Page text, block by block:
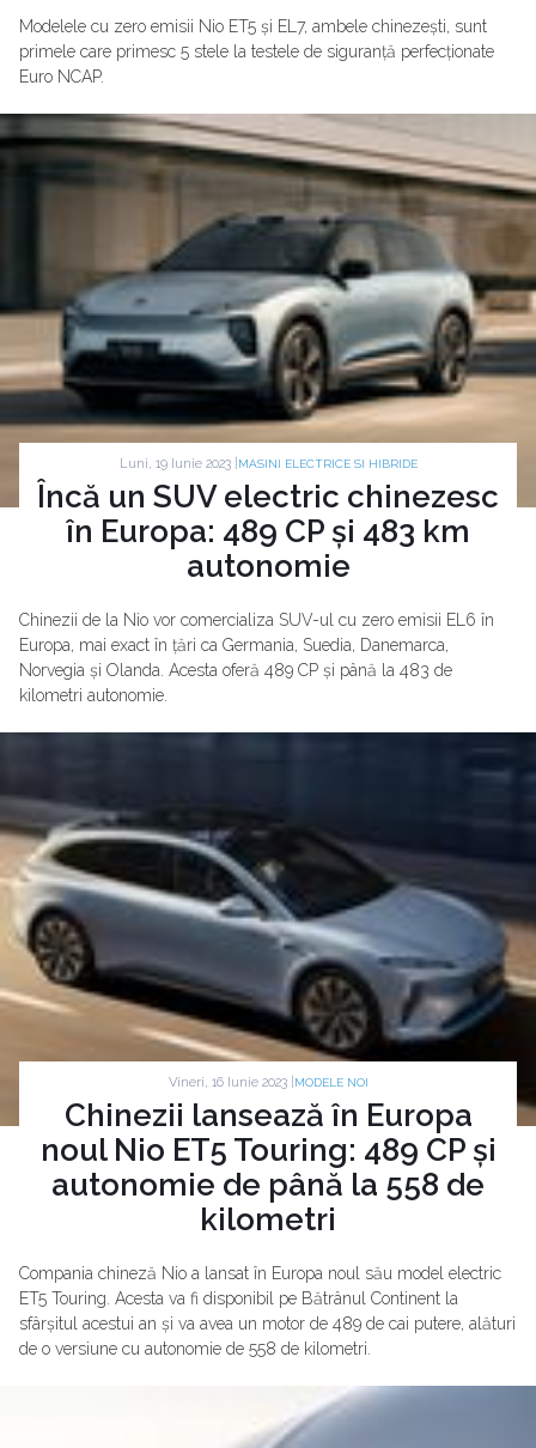
Modelele cu zero emisii Nio ET5 și EL7, ambele chinezești, sunt
primele care primesc 5 stele la testele de siguranță perfecționate
Euro NCAP.
Luni, 19 Iunie 2023 | MASINI ELECTRICE SI HIBRIDE
Încă un SUV electric chinezesc
în Europa: 489 CP și 483 km
autonomie
Chinezii de la Nio vor comercializa SUV-ul cu zero emisii EL6 în
Europa, mai exact în țări ca Germania, Suedia, Danemarca,
Norvegia și Olanda. Acesta oferă 489 CP și până la 483 de
kilometri autonomie.
Vineri, 16 Iunie 2023 | MODELE NOI
Chinezii lansează în Europa
noul Nio ET5 Touring: 489 CP și
autonomie de până la 558 de
kilometri
Compania chineză Nio a lansat în Europa noul său model electric
ET5 Touring. Acesta va fi disponibil pe Bătrânul Continent la
sfârșitul acestui an și va avea un motor de 489 de cai putere, alături
de o versiune cu autonomie de 558 de kilometri.